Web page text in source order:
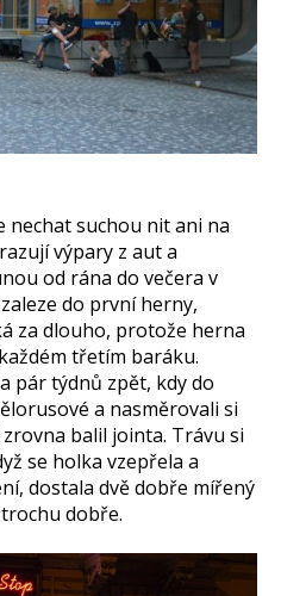
nechat suchou nit ani na
výpary z aut a
od rána do večera v
do první herny,
za dlouho, protože herna
třetím baráku.
pár týdnů zpět, kdy do
a nasměrovali si
balil jointa. Trávu si
se holka vzepřela a
dostala dvě dobře mířený
dobře.